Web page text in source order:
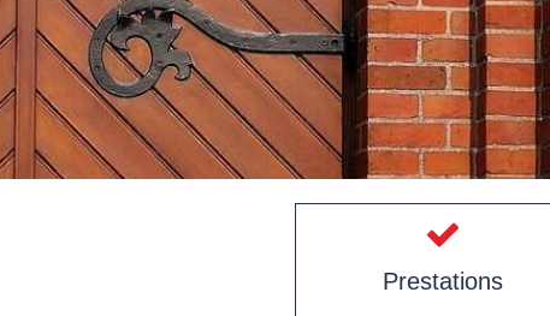
Prestations